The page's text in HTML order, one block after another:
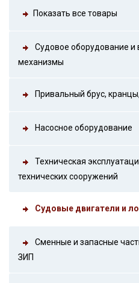
Показать все товары
Судовое оборудование и
механизмы
Привальный брус,
Насосное оборудование
Техническая
технических сооружений
Судовые двигатели и
Сменные и запасные
ЗИП